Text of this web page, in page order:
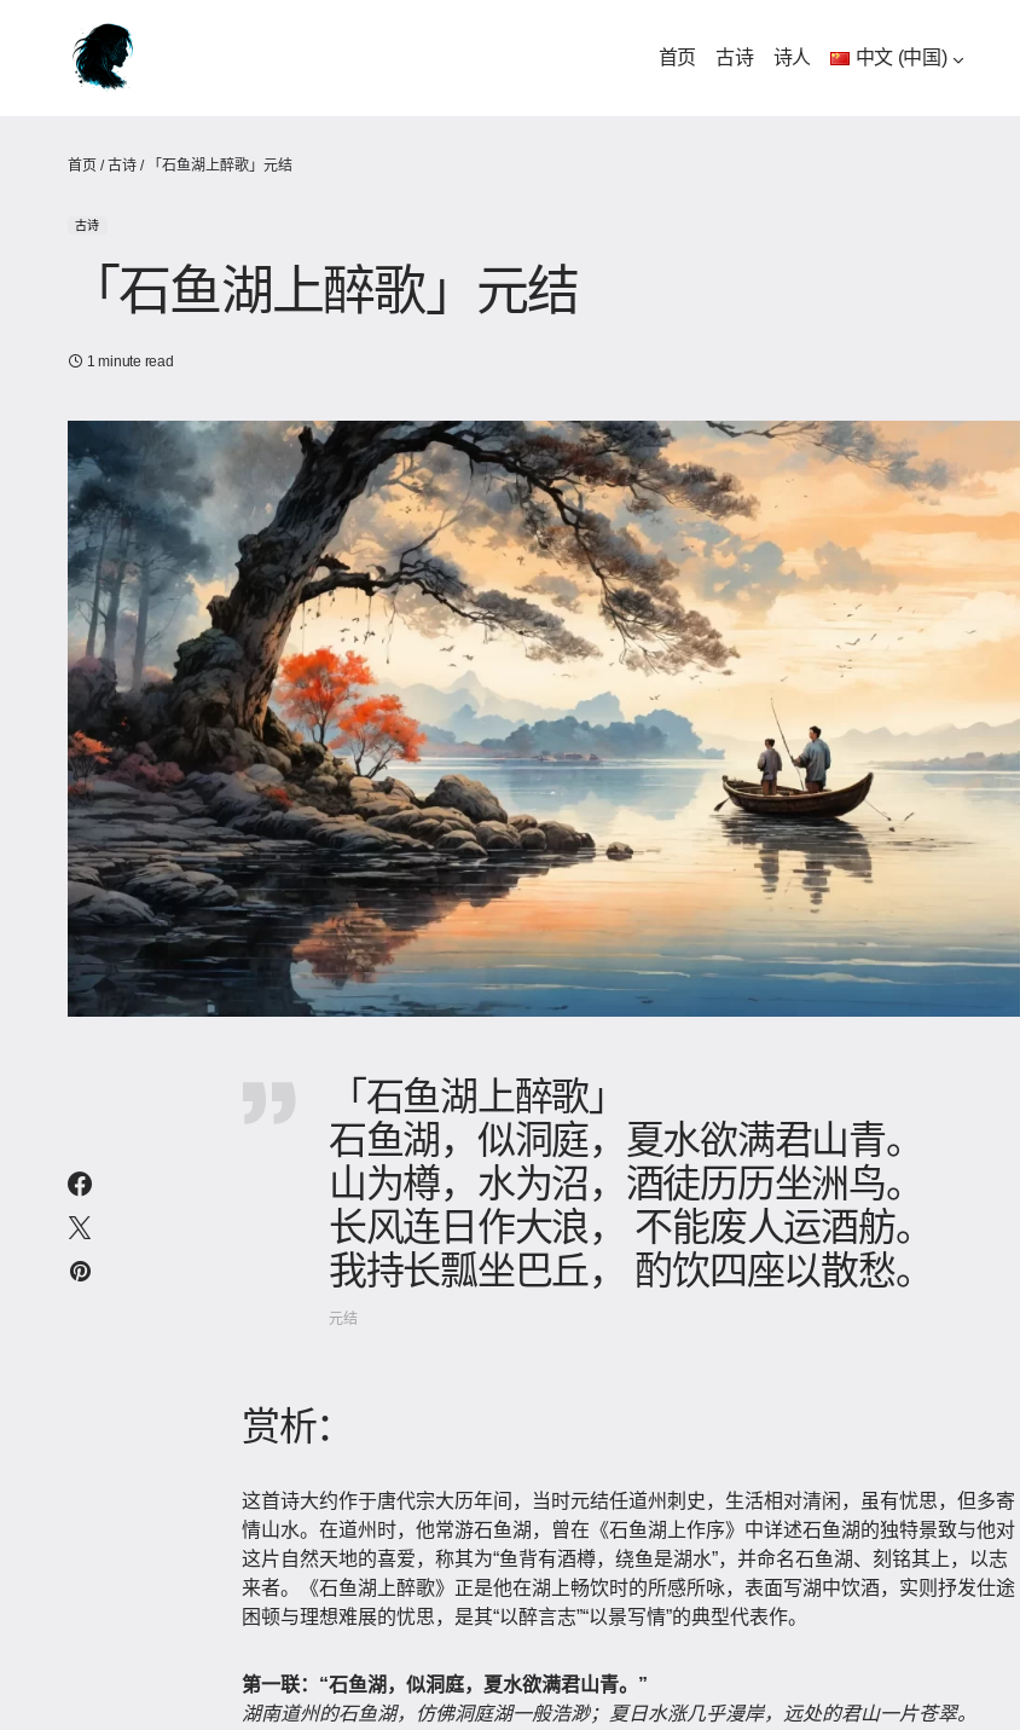
首页 古诗 诗人 中文 (中国)
首页 /古诗 / 「石鱼湖上醉歌」元结
古诗
「石鱼湖上醉歌」元结
1 minute read
「石鱼湖上醉歌」
石鱼湖，似洞庭，夏水欲满君山青。
山为樽，水为沼，酒徒历历坐洲鸟。
长风连日作大浪， 不能废人运酒舫。
我持长瓢坐巴丘， 酌饮四座以散愁。
元结
赏析：
这首诗大约作于唐代宗大历年间，当时元结任道州刺史，生活相对清闲，虽有忧思，但多寄
情山水。在道州时，他常游石鱼湖，曾在《石鱼湖上作序》中详述石鱼湖的独特景致与他对
这片自然天地的喜爱，称其为“鱼背有酒樽，绕鱼是湖水”，并命名石鱼湖、刻铭其上，以志
来者。《石鱼湖上醉歌》正是他在湖上畅饮时的所感所咏，表面写湖中饮酒，实则抒发仕途
困顿与理想难展的忧思，是其“以醉言志”“以景写情”的典型代表作。
第一联：“石鱼湖，似洞庭，夏水欲满君山青。”
湖南道州的石鱼湖，仿佛洞庭湖一般浩渺；夏日水涨几乎漫岸，远处的君山一片苍翠。